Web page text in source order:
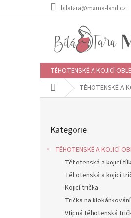
na
bilatara@mama-land.cz
TĚHOTENSKÉ A KOJICÍ
Domů TĚHOTENSKÉ A
kategorie
Kategorie
TĚHOTENSKÉ A KOJICÍ
Těhotenská a kojicí
Těhotenská a kojicí
Kojicí trička
Trička na klokánkování
Vtipná těhotenská